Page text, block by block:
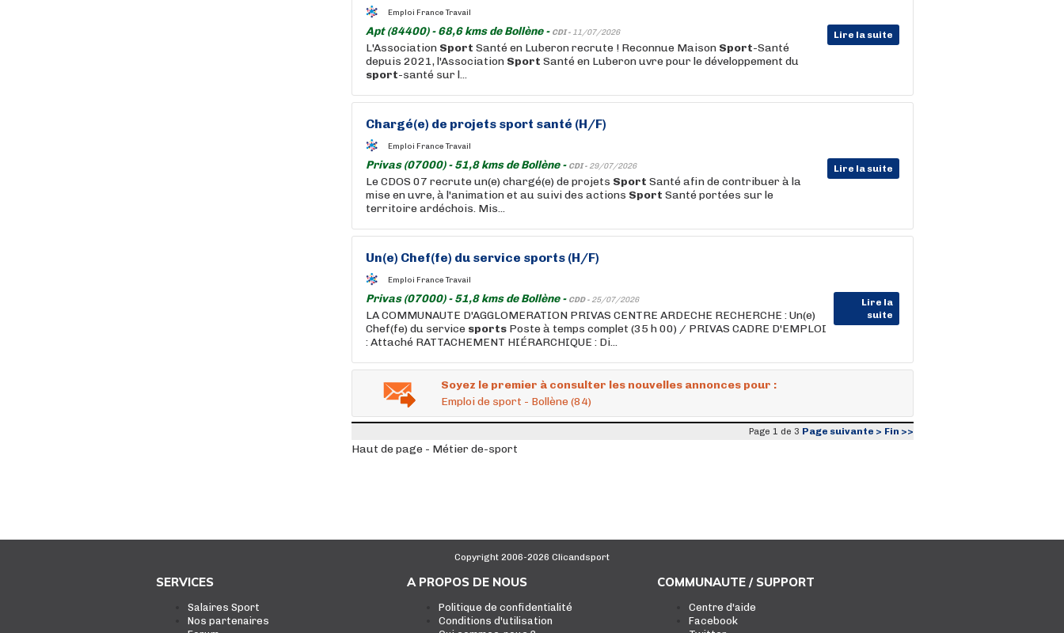
Emploi France Travail
Apt (84400) - 68,6 kms de Bollène - CDI - 11/07/2026 Lire la suite
L'Association Sport Santé en Luberon recrute ! Reconnue Maison Sport-Santé
depuis 2021, l'Association Sport Santé en Luberon uvre pour le développement du
sport-santé sur l...
Chargé(e) de projets sport santé (H/F)
Emploi France Travail
Privas (07000) - 51,8 kms de Bollène - CDI - 29/07/2026 Lire la suite
Le CDOS 07 recrute un(e) chargé(e) de projets Sport Santé afin de contribuer à la
mise en uvre, à l'animation et au suivi des actions Sport Santé portées sur le
territoire ardéchois. Mis...
Un(e) Chef(fe) du service sports (H/F)
Emploi France Travail
Privas (07000) - 51,8 kms de Bollène - CDD - 25/07/2026
Lire la
suite
LA COMMUNAUTE D'AGGLOMERATION PRIVAS CENTRE ARDECHE RECHERCHE : Un(e)
Chef(fe) du service sports Poste à temps complet (35 h 00) / PRIVAS CADRE D'EMPLOI
: Attaché RATTACHEMENT HIÉRARCHIQUE : Di...
Soyez le premier à consulter les nouvelles annonces pour :
Emploi de sport - Bollène (84)
Page 1 de 3 Page suivante > Fin >>
Haut de page - Métier de-sport
Copyright 2006-2026 Clicandsport
SERVICES
Salaires Sport
Nos partenaires
A PROPOS DE NOUS
Politique de confidentialité
Conditions d'utilisation
COMMUNAUTE / SUPPORT
Centre d'aide
Facebook